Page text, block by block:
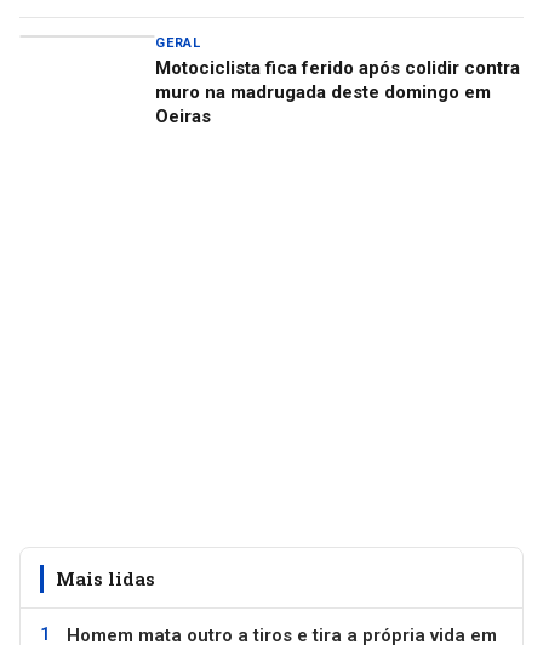
GERAL
Motociclista fica ferido após colidir contra
muro na madrugada deste domingo em
Oeiras
Mais lidas
Homem mata outro a tiros e tira a própria vida em